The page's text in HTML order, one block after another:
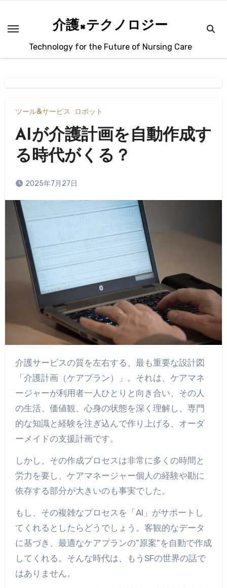
介護×テクノロジー
Technology for the Future of Nursing Care
ツール&サービス ロボット
AIが介護計画を自動作成す
る時代がくる？
2025年7月27日
介護サービスの質を左右する、最も重要な設計図
「介護計画（ケアプラン）」。それは、ケアマネ
ージャーが利用者一人ひとりと向き合い、その人
の生活、価値観、心身の状態を深く理解し、専門
的な知識と経験を注ぎ込んで作り上げる、オーダ
ーメイドの支援計画です。
しかし、その作成プロセスは非常に多くの時間と
労力を要し、ケアマネージャー個人の経験や勘に
依存する部分が大きいのも事実でした。
もし、その複雑なプロセスを「AI」がサポートし
てくれるとしたらどうでしょう。客観的なデータ
に基づき、最適なケアプランの”原案”を自動で作成
してくれる。そんな時代は、もうSFの世界の話で
はありません。